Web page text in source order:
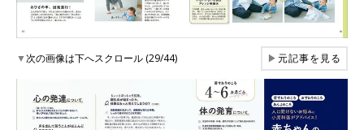
▼次の画像は下へスクロール (29/44) ▶元記事を見る